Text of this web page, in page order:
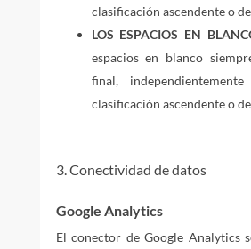
clasificación ascendente o
LOS ESPACIOS EN
espacios en blanco
final,
clasificación ascendente o
3. Conectividad de datos
Google Analytics
El conector de Google Analytics